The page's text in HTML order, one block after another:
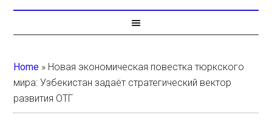
Home » Новая экономическая повестка тюркского
мира: Узбекистан задаёт стратегический вектор
развития ОТГ